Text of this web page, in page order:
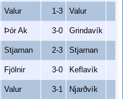
Valur 1-3 Valur
Þór Ak 3-0 Grindavík
Stjarnan 2-3 Stjarnan
Fjölnir 3-0 Keflavík
Valur 3-1 Njarðvík